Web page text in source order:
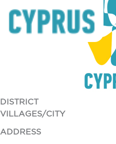
DISTRICT
VILLAGES/CITY
ADDRESS